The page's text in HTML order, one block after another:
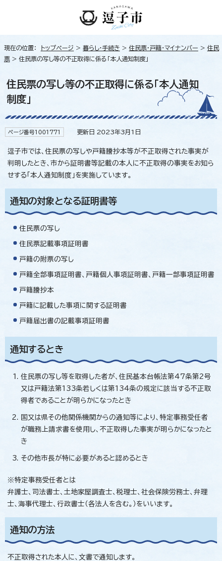
現在の位置： トップページ > 暮らし・手続き > 住民票・戸籍・マイナンバー > 住民
票 > 住民票の写し等の不正取得に係る「本人通知制度」
住民票の写し等の不正取得に係る「本人通知
制度」
ページ番号1001771 更新日 2023年3月1日
逗子市では、住民票の写しや戸籍謄抄本等が不正取得された事実が
判明したとき、市から証明書等記載の本人に不正取得の事実をお知ら
せする「本人通知制度」を実施しています。
通知の対象となる証明書等
住民票の写し
住民票記載事項証明書
戸籍の附票の写し
戸籍全部事項証明書、戸籍個人事項証明書、戸籍一部事項証明書
戸籍謄抄本
戸籍に記載した事項に関する証明書
戸籍届出書の記載事項証明書
通知するとき
住民票の写し等を取得した者が、住民基本台帳法第47条第2号
又は戸籍法第133条若しくは第134条の規定に該当する不正取
得者であることが明らかになったとき
国又は県その他関係機関からの通知等により、特定事務受任者
が職務上請求書を使用し、不正取得した事実が明らかになったと
き
その他市長が特に必要があると認めるとき
※特定事務受任者とは
弁護士、司法書士、土地家屋調査士、税理士、社会保険労務士、弁理
士、海事代理士、行政書士（各法人を含む。）をいいます。
通知の方法
不正取得された本人に、文書で通知します。